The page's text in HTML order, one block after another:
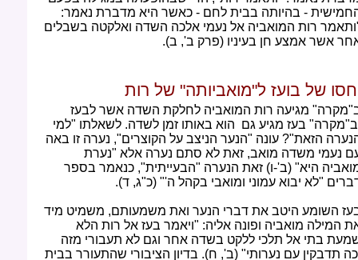
- בהיותה בבית לחם - כאשר היא מדברת נאמר:
רות המואביה אל נעמי אלכה השדה ואלקטה בשבלים
אשר אמצע חן בעיניו (פרק ב', ב).
של בועז ל"מואביותה" של רות
מגיעה רות המואביה לחלקת השדה אשר לבעז
בעז מגיע גם הוא באותו זמן לשדה. לשאלתו "למי
הזאת"? עונה "הנער הניצב על הקוצרים", נערה זו באה
נעמי משדה מואב, זאת לא סתם נערה אלא "נערת
היא" (ב'-ו) זאת הנערה "הבעייתית", כנאמר בספר
"לא יבוא עמוני ומואבי בקהל ה'" (כ"ג, ד).
השומע היטב את דברי הנער ואת משמעותם, משמיט מיד
המילה מואביה ופונה אליה: "ויאמר בעז אל רות הלא
בתי אל תלכי ללקט בשדה אחר וגם לא תעבורי מזה
תדבקין עם נערותי" (ב', ח). בדיון הציבורי שהתעורר בבית